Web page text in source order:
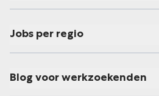
Jobs per regio
Blog voor werkzoekenden